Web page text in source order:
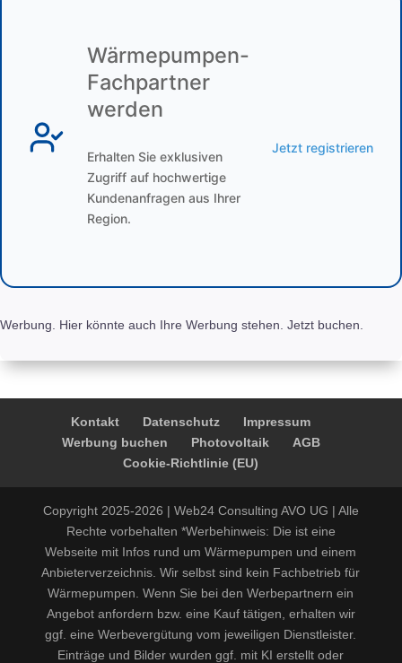
Wärmepumpen-
Fachpartner
werden
Erhalten Sie exklusiven
Zugriff auf hochwertige
Kundenanfragen aus Ihrer
Region.
Jetzt registrieren
Werbung. Hier könnte auch Ihre Werbung stehen. Jetzt buchen.
Kontakt Datenschutz
Impressum
Werbung buchen
Photovoltaik
AGB
Cookie-Richtlinie (EU)
Copyright 2025-2026 | Web24 Consulting AVO UG | Alle
Rechte vorbehalten *Werbehinweis: Die ist eine
Webseite mit Infos rund um Wärmepumpen und einem
Anbieterverzeichnis. Wir selbst sind kein Fachbetrieb für
Wärmepumpen. Wenn Sie bei den Werbepartnern ein
Angebot anfordern bzw. eine Kauf tätigen, erhalten wir
ggf. eine Werbevergütung vom jeweiligen Dienstleister.
Einträge und Bilder wurden ggf. mit KI erstellt oder